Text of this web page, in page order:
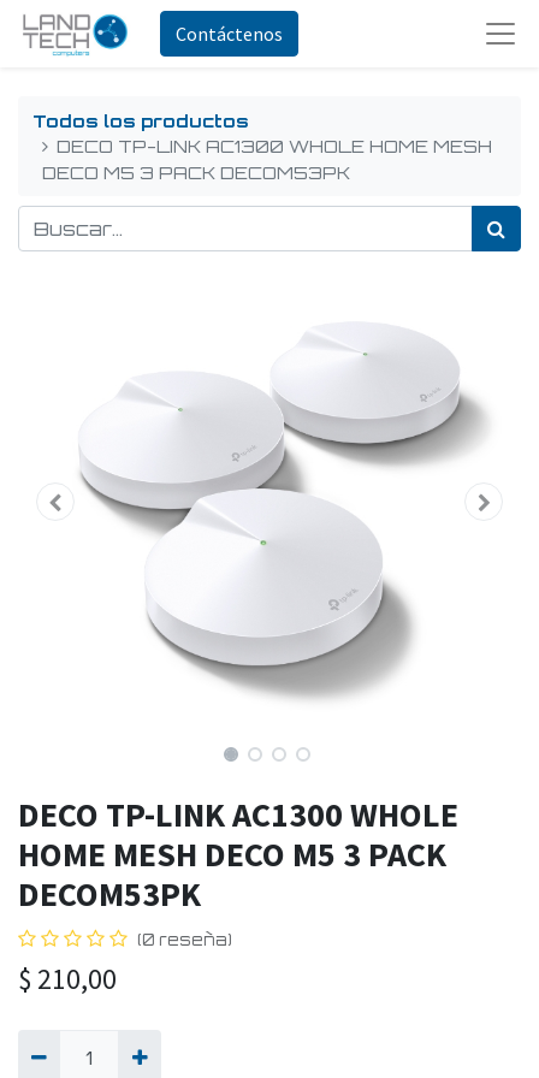
Contáctenos
Todos los productos
DECO TP-LINK AC1300 WHOLE HOME MESH
DECO M5 3 PACK DECOM53PK
DECO TP-LINK AC1300 WHOLE
HOME MESH DECO M5 3 PACK
DECOM53PK
(0 reseña)
$ 210,00